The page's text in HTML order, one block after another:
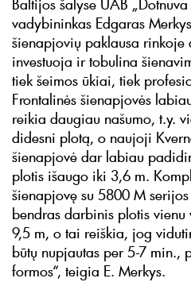
Baltijos šalyse UAB
vadybininkas Edgaras
šienapjovių paklausa
investuoja ir tobulina
tiek šeimos ūkiai, tiek
Frontalinės šienapjovės
reikia daugiau našumo, t.y.
didesni plotą, o naujoji
šienapjovė dar labiau
plotis išaugo iki 3,6 m.
šienapjovę su 5800 M
bendras darbinis plotis
9,5 m, o tai reiškia, jog
būtų nupjautas per 5-7 min.,
formos“, teigia E. Merkys.